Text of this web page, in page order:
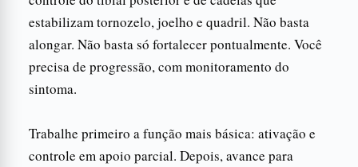
estabilizam tornozelo, joelho e quadril. Não basta
alongar. Não basta só fortalecer pontualmente. Você
precisa de progressão, com monitoramento do
sintoma.
Trabalhe primeiro a função mais básica: ativação e
controle em apoio parcial. Depois, avance para